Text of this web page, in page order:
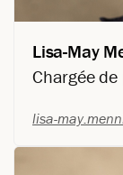
employeurs et
Lisa-May
Chargée
lisa-